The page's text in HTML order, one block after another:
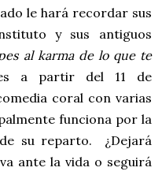
le hará recordar sus
y sus antiguos
al karma de lo que te
a partir del 11 de
coral con varias
funciona por la
su reparto. ¿Dejará
ante la vida o seguirá